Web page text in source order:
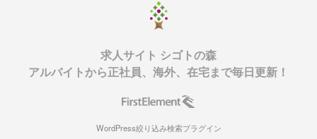
求人サイト シゴトの森
アルバイトから正社員、海外、在宅まで毎日更新！
WordPress絞り込み検索プラグイン